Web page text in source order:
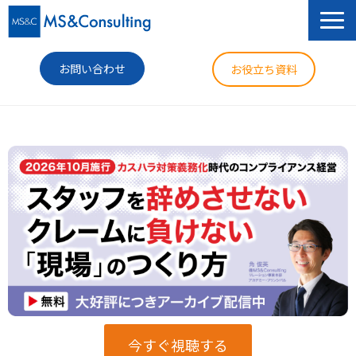
お問い合わせ お役立ち資料
セミナー
導入事例
コラム
ニュース
企業情報
今すぐ視聴する